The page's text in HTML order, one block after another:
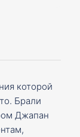
которой
Брали
Джапан